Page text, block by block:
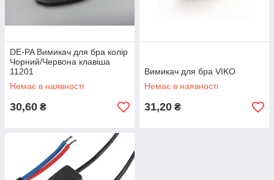
DE-PA Вимикач для бра колір
Чорний/Червона клавіша
11201
Немає в наявності
30,60 ₴
Вимикач для бра VIKO
Немає в наявності
31,20 ₴